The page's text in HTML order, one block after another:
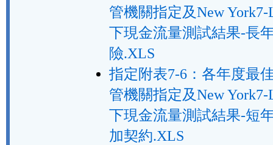
管機關指定及New
下現金流量測試結果-長
險.XLS
指定附表7-6：各年度最
管機關指定及New
下現金流量測試結果-短
加契約.XLS